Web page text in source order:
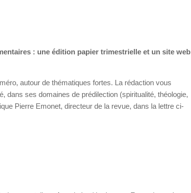
: une édition papier trimestrielle et un site web
autour de thématiques fortes. La rédaction vous
dans ses domaines de prédilection (spiritualité, théologie,
Pierre Emonet, directeur de la revue, dans la lettre ci-